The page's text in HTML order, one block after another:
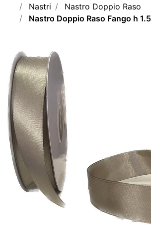
Nastri
Nastro Doppio Raso
Nastro Doppio Raso Fango h